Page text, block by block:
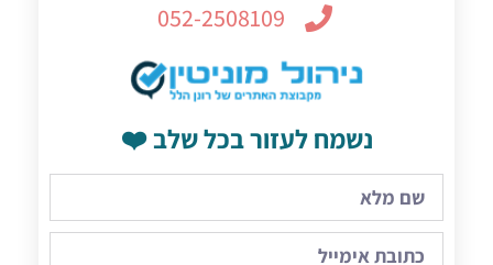
052-2508109
נשמח לעזור בכל שלב ❤️